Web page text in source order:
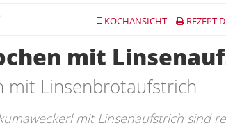
KOCHANSICHT REZEPT
mit
mit Linsenbrotaufstrich
mit Linsenaufstrich sind